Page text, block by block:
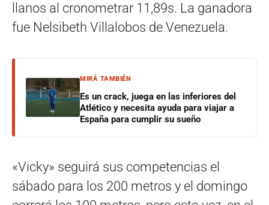
llanos al cronometrar 11,89s. La ganadora
fue Nelsibeth Villalobos de Venezuela.
MIRÁ TAMBIÉN
Es un crack, juega en las inferiores del
Atlético y necesita ayuda para viajar a
España para cumplir su sueño
«Vicky» seguirá sus competencias el
sábado para los 200 metros y el domingo